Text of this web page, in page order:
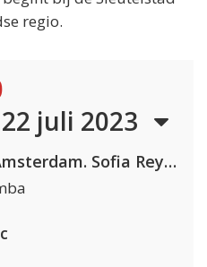
regio.
22 juli 2023
Kris Kross Amsterdam. Sofia Reyes & Tinie Tempah